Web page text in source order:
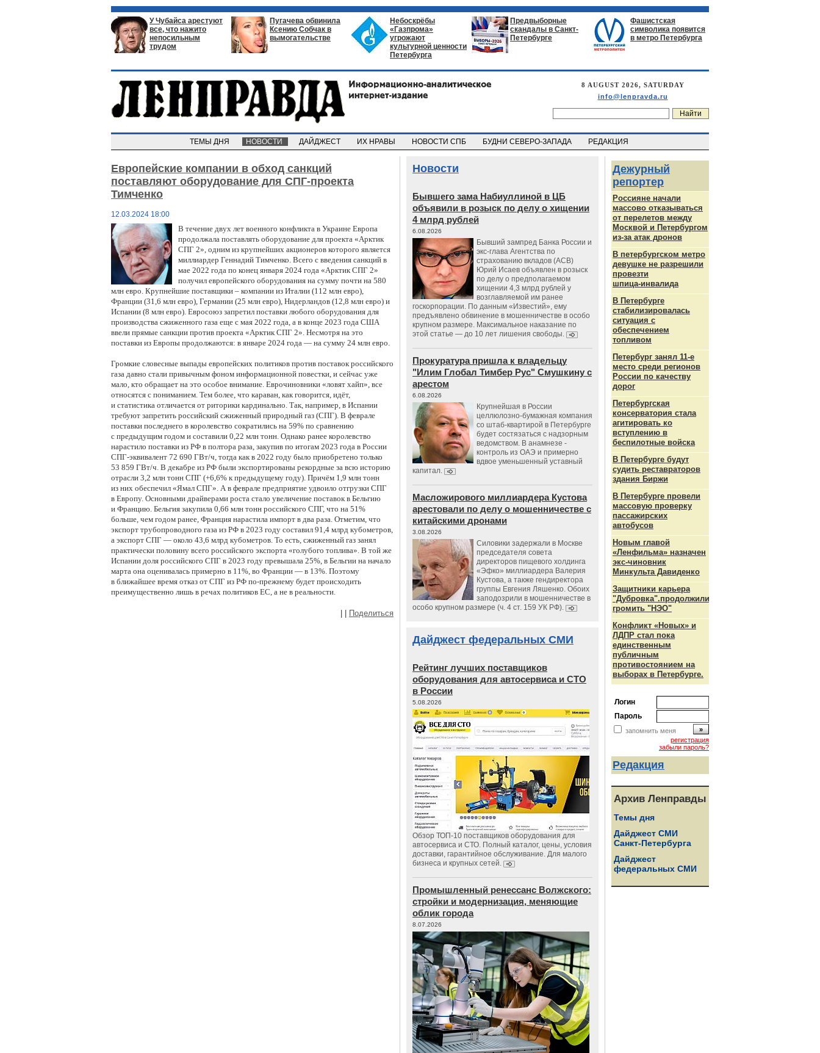
У Чубайса арестуют
все, что нажито
непосильным
трудом
Пугачева обвинила
Ксению Собчак в
вымогательстве
Небоскрёбы
«Газпрома»
угрожают
культурной ценности
Петербурга
Предвыборные
скандалы в Санкт-
Петербурге
Фашистская
символика появится
в метро Петербурга
8 AUGUST 2026, SATURDAY
info@lenpravda.ru
ТЕМЫ ДНЯ НОВОСТИ ДАЙДЖЕСТ ИХ НРАВЫ НОВОСТИ СПБ БУДНИ СЕВЕРО-ЗАПАДА РЕДАКЦИЯ
Европейские компании в обход санкций
поставляют оборудование для СПГ-проекта
Тимченко
12.03.2024 18:00
В течение двух лет военного конфликта в Украине Европа
продолжала поставлять оборудование для проекта «Арктик
СПГ 2», одним из крупнейших акционеров которого является
миллиардер Геннадий Тимченко. Всего с введения санкций в
мае 2022 года по конец января 2024 года «Арктик СПГ 2»
получил европейского оборудования на сумму почти на 580
млн евро. Крупнейшие поставщики – компании из Италии (112 млн евро),
Франции (31,6 млн евро), Германии (25 млн евро), Нидерландов (12,8 млн евро) и
Испании (8 млн евро). Евросоюз запретил поставки любого оборудования для
производства сжиженного газа еще с мая 2022 года, а в конце 2023 года США
ввели прямые санкции против проекта «Арктик СПГ 2». Несмотря на это
поставки из Европы продолжаются: в январе 2024 года — на сумму 24 млн евро.
Громкие словесные выпады европейских политиков против поставок российского
газа давно стали привычным фоном информационной повестки, и сейчас уже
мало, кто обращает на это особое внимание. Еврочиновники «ловят хайп», все
относятся с пониманием. Тем более, что караван, как говорится, идёт,
и статистика отличается от риторики кардинально. Так, например, в Испании
требуют запретить российский сжиженный природный газ (СПГ). В феврале
поставки последнего в королевство сократились на 59% по сравнению
с предыдущим годом и составили 0,22 млн тонн. Однако ранее королевство
нарастило поставки из РФ в полтора раза, закупив по итогам 2023 года в России
СПГ-эквивалент 72 690 ГВт/ч, тогда как в 2022 году было приобретено только
53 859 ГВт/ч. В декабре из РФ были экспортированы рекордные за всю историю
отрасли 3,2 млн тонн СПГ (+6,6% к предыдущему году). Причём 1,9 млн тонн
из них обеспечил «Ямал СПГ». А в феврале предприятие удвоило отгрузки СПГ
в Европу. Основными драйверами роста стало увеличение поставок в Бельгию
и Францию. Бельгия закупила 0,66 млн тонн российского СПГ, что на 51%
больше, чем годом ранее, Франция нарастила импорт в два раза. Отметим, что
экспорт трубопроводного газа из РФ в 2023 году составил 91,4 млрд кубометров,
а экспорт СПГ — около 43,6 млрд кубометров. То есть, сжиженный газ занял
практически половину всего российского экспорта «голубого топлива». В той же
Испании доля российского СПГ в 2023 году превышала 25%, в Бельгии на начало
марта она оценивалась примерно в 11%, во Франции — в 13%. Поэтому
в ближайшее время отказ от СПГ из РФ по-прежнему будет происходить
преимущественно лишь в речах политиков ЕС, а не в реальности.
Поделиться
Новости
Бывшего зама Набиуллиной в ЦБ
объявили в розыск по делу о хищении
4 млрд рублей
6.08.2026
Бывший зампред Банка России и
экс-глава Агентства по
страхованию вкладов (АСВ)
Юрий Исаев объявлен в розыск
по делу о предполагаемом
хищении 4,3 млрд рублей у
возглавляемой им ранее
госкорпорации. По данным «Известий», ему
предъявлено обвинение в мошенничестве в особо
крупном размере. Максимальное наказание по
этой статье — до 10 лет лишения свободы.
Прокуратура пришла к владельцу
"Илим Глобал Тимбер Рус" Смушкину с
арестом
6.08.2026
Крупнейшая в России
целлюлозно-бумажная компания
со штаб-квартирой в Петербурге
будет состязаться с надзорным
ведомством. В анамнезе -
контроль из ОАЭ и примерно
вдвое уменьшенный уставный
капитал.
Масложирового миллиардера Кустова
арестовали по делу о мошенничестве с
китайскими дронами
3.08.2026
Силовики задержали в Москве
председателя совета
директоров пищевого холдинга
«Эфко» миллиардера Валерия
Кустова, а также гендиректора
группы Евгения Ляшенко. Обоих
заподозрили в мошенничестве в
особо крупном размере (ч. 4 ст. 159 УК РФ).
Дайджест федеральных СМИ
Рейтинг лучших поставщиков
оборудования для автосервиса и СТО
в России
5.08.2026
Обзор ТОП-10 поставщиков оборудования для
автосервиса и СТО. Полный каталог, цены, условия
доставки, гарантийное обслуживание. Для малого
бизнеса и крупных сетей.
Промышленный ренессанс Волжского:
стройки и модернизация, меняющие
облик города
8.07.2026
Дежурный
репортер
Россияне начали
массово отказываться
от перелетов между
Москвой и Петербургом
из-за атак дронов
В петербургском метро
девушке не разрешили
провезти
шпица‑инвалида
В Петербурге
стабилизировалась
ситуация с
обеспечением
топливом
Петербург занял 11-е
место среди регионов
России по качеству
дорог
Петербургская
консерватория стала
агитировать ко
вступлению в
беспилотные войска
В Петербурге будут
судить реставраторов
здания Биржи
В Петербурге провели
массовую проверку
пассажирских
автобусов
Новым главой
«Ленфильма» назначен
экс-чиновник
Минкульта Давиденко
Защитники карьера
"Дубровка".продолжили
громить "НЭО"
Конфликт «Новых» и
ЛДПР стал пока
единственным
публичным
противостоянием на
выборах в Петербурге.
Логин
Пароль
запомнить меня
регистрация
забыли пароль?
Редакция
Архив Ленправды
Темы дня
Дайджест СМИ
Санкт-Петербурга
Дайджест
федеральных СМИ